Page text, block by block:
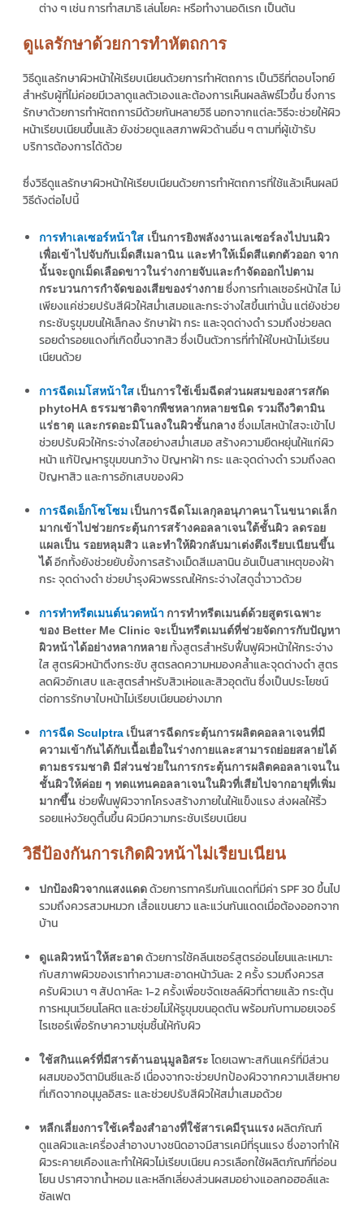
ต่าง ๆ เช่น การทำสมาธิ เล่นโยคะ หรือทำงานอดิเรก เป็นต้น
ดูแลรักษาด้วยการทำหัตถการ
วิธีดูแลรักษาผิวหน้าให้เรียบเนียนด้วยการทำหัตถการ เป็นวิธีที่ตอบโจทย์
สำหรับผู้ที่ไม่ค่อยมีเวลาดูแลตัวเองและต้องการเห็นผลลัพธ์ไวขึ้น ซึ่งการ
รักษาด้วยการทำหัตถการมีด้วยกันหลายวิธี นอกจากแต่ละวิธีจะช่วยให้ผิว
หน้าเรียบเนียนขึ้นแล้ว ยังช่วยดูแลสภาพผิวด้านอื่น ๆ ตามที่ผู้เข้ารับ
บริการต้องการได้ด้วย
ซึ่งวิธีดูแลรักษาผิวหน้าให้เรียบเนียนด้วยการทำหัตถการที่ใช้แล้วเห็นผลมี
วิธีดังต่อไปนี้
การทำเลเซอร์หน้าใส เป็นการยิงพลังงานเลเซอร์ลงไปบนผิว
เพื่อเข้าไปจับกับเม็ดสีเมลานิน และทำให้เม็ดสีแตกตัวออก จาก
นั้นจะถูกเม็ดเลือดขาวในร่างกายจับและกำจัดออกไปตาม
กระบวนการกำจัดของเสียของร่างกายซึ่งการทำเลเซอร์หน้าใส ไม่
เพียงแค่ช่วยปรับสีผิวให้สม่ำเสมอและกระจ่างใสขึ้นเท่านั้น แต่ยังช่วย
กระชับรูขุมขนให้เล็กลง รักษาฝ้า กระ และจุดด่างดำ รวมถึงช่วยลด
รอยดำรอยแดงที่เกิดขึ้นจากสิว ซึ่งเป็นตัวการที่ทำให้ใบหน้าไม่เรียน
เนียนด้วย
การฉีดเมโสหน้าใส เป็นการใช้เข็มฉีดส่วนผสมของสารสกัด
phytoHA ธรรมชาติจากพืชหลากหลายชนิด รวมถึงวิตามิน
แร่ธาตุ และกรดอะมิโนลงในผิวชั้นกลางซึ่งเมโสหน้าใสจะเข้าไป
ช่วยปรับผิวให้กระจ่างใสอย่างสม่ำเสมอ สร้างความยืดหยุ่นให้แก่ผิว
หน้า แก้ปัญหารูขุมขนกว้าง ปัญหาฝ้า กระ และจุดด่างดำ รวมถึงลด
ปัญหาสิว และการอักเสบของผิว
การฉีดเอ็กโซโซม เป็นการฉีดโมเลกุลอนุภาคนาโนขนาดเล็ก
มากเข้าไปช่วยกระตุ้นการสร้างคอลลาเจนใต้ชั้นผิว ลดรอย
แผลเป็น รอยหลุมสิว และทำให้ผิวกลับมาเต่งตึงเรียบเนียนขึ้น
ได้อีกทั้งยังช่วยยับยั้งการสร้างเม็ดสีเมลานิน อันเป็นสาเหตุของฝ้า
กระ จุดด่างดำ ช่วยบำรุงผิวพรรณให้กระจ่างใสดูฉ่ำวาวด้วย
การทำทรีตเมนต์นวดหน้า การทำทรีตเมนต์ด้วยสูตรเฉพาะ
ของ Better Me Clinic จะเป็นทรีตเมนต์ที่ช่วยจัดการกับปัญหา
ผิวหน้าได้อย่างหลากหลาย ทั้งสูตรสำหรับฟื้นฟูผิวหน้าให้กระจ่าง
ใส สูตรผิวหน้าตึงกระชับ สูตรลดความหมองคล้ำและจุดด่างดำ สูตร
ลดผิวอักเสบ และสูตรสำหรับสิวเห่อและสิวอุดตัน ซึ่งเป็นประโยชน์
ต่อการรักษาใบหน้าไม่เรียบเนียนอย่างมาก
การฉีด Sculptra เป็นสารฉีดกระตุ้นการผลิตคอลลาเจนที่มี
ความเข้ากันได้กับเนื้อเยื่อในร่างกายและสามารถย่อยสลายได้
ตามธรรมชาติ มีส่วนช่วยในการกระตุ้นการผลิตคอลลาเจนใน
ชั้นผิวให้ค่อย ๆ ทดแทนคอลลาเจนในผิวที่เสียไปจากอายุที่เพิ่ม
มากขึ้น ช่วยฟื้นฟูผิวจากโครงสร้างภายในให้แข็งแรง ส่งผลให้ริ้ว
รอยแห่งวัยดูตื้นขึ้น ผิวมีความกระชับเรียบเนียน
วิธีป้องกันการเกิดผิวหน้าไม่เรียบเนียน
ปกป้องผิวจากแสงแดดด้วยการทาครีมกันแดดที่มีค่า SPF 30 ขึ้นไป
รวมถึงควรสวมหมวก เสื้อแขนยาว และแว่นกันแดดเมื่อต้องออกจาก
บ้าน
ดูแลผิวหน้าให้สะอาดด้วยการใช้คลีนเซอร์สูตรอ่อนโยนและเหมาะ
กับสภาพผิวของเราทำความสะอาดหน้าวันละ 2 ครั้ง รวมถึงควรส
ครับผิวเบา ๆ สัปดาห์ละ 1-2 ครั้งเพื่อขจัดเซลล์ผิวที่ตายแล้ว กระตุ้น
การหมุนเวียนโลหิต และช่วยไม่ให้รูขุมขนอุดตัน พร้อมกับทามอยเจอร์
ไรเซอร์เพื่อรักษาความชุ่มชื้นให้กับผิว
ใช้สกินแคร์ที่มีสารต้านอนุมูลอิสระ โดยเฉพาะสกินแคร์ที่มีส่วน
ผสมของวิตามินซีและอี เนื่องจากจะช่วยปกป้องผิวจากความเสียหาย
ที่เกิดจากอนุมูลอิสระ และช่วยปรับสีผิวให้สม่ำเสมอด้วย
หลีกเลี่ยงการใช้เครื่องสำอางที่ใช้สารเคมีรุนแรง ผลิตภัณฑ์
ดูแลผิวและเครื่องสำอางบางชนิดอาจมีสารเคมีที่รุนแรง ซึ่งอาจทำให้
ผิวระคายเคืองและทำให้ผิวไม่เรียบเนียน ควรเลือกใช้ผลิตภัณฑ์ที่อ่อน
โยน ปราศจากน้ำหอม และหลีกเลี่ยงส่วนผสมอย่างแอลกอฮอล์และ
ซัลเฟต